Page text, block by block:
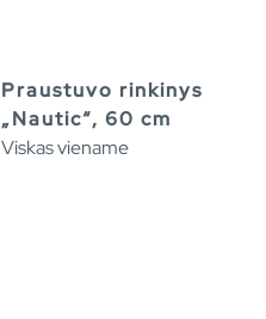
Praustuvo rinkinys
„Nautic“, 60 cm
Viskas viename